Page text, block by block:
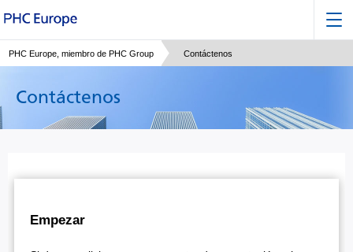
PHC Europe, miembro de PHC Group Contáctenos
Contáctenos